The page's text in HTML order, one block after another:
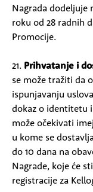
Nagrada dodeljuje
roku od 28 radnih
Promocije.
21. Prihvatanje i
se može tražiti da
ispunjavanju
dokaz o identitetu
može očekivati
u kome se
do 10 dana na
Nagrade, koje će
registracije za